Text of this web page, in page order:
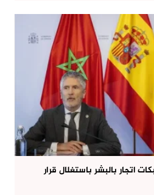
اتجار بالبشر باستغلال قرار